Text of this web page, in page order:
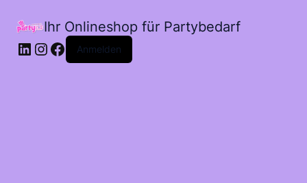
Ihr Onlineshop für Partybedarf
LinkedIn
Instagram
Facebook
Anmelden